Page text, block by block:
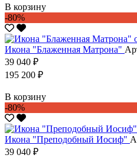
В корзину
-80%
Икона "Блаженная Матрона"
39 040 ₽
195 200 ₽
В корзину
-80%
Икона "Преподобный Иосиф"
39 040 ₽